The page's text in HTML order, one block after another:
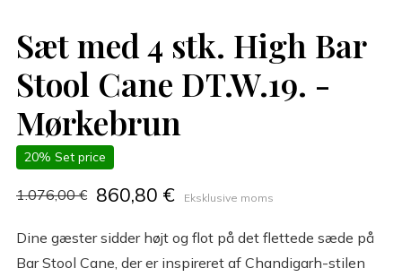
Sæt med 4 stk. High Bar
Stool Cane DT.W.19. -
Mørkebrun
20% Set price
1.076,00 € 860,80 € Eksklusive moms
Dine gæster sidder højt og flot på det flettede sæde på
Bar Stool Cane, der er inspireret af Chandigarh-stilen